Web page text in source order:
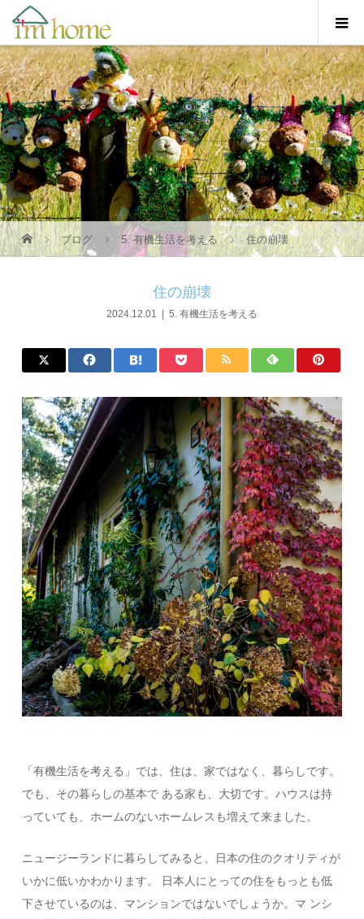
ブログ 5. 有機生活を考える 住の崩壊
住の崩壊
2024.12.01 5. 有機生活を考える
「有機生活を考える」では、住は、家ではなく、暮らしです。
でも、その暮らしの基本で ある家も、大切です。ハウスは持
っていても、ホームのないホームレスも増えて来ました。
ニュージーランドに暮らしてみると、日本の住のクオリティが
いかに低いかわかります。 日本人にとっての住をもっとも低
下させているのは、マンションではないでしょうか。マ ンシ